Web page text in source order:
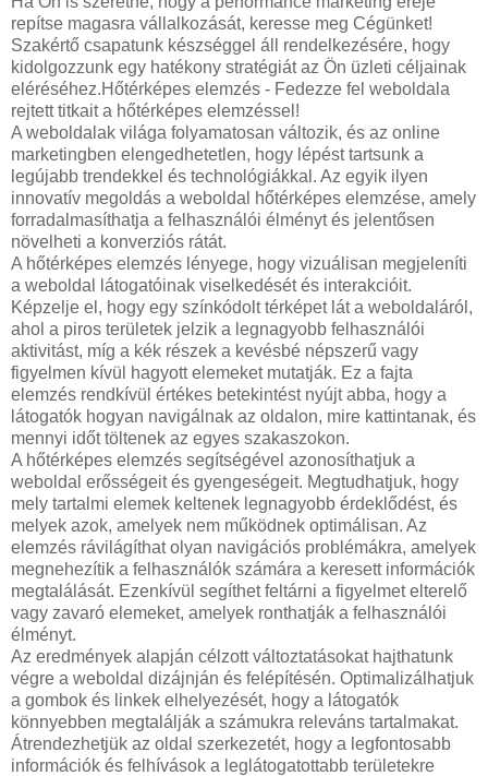
repítse magasra vállalkozását, keresse meg Cégünket!
Szakértő csapatunk készséggel áll rendelkezésére, hogy
kidolgozzunk egy hatékony stratégiát az Ön üzleti céljainak
eléréséhez.Hőtérképes elemzés - Fedezze fel weboldala
rejtett titkait a hőtérképes elemzéssel!
A weboldalak világa folyamatosan változik, és az online
marketingben elengedhetetlen, hogy lépést tartsunk a
legújabb trendekkel és technológiákkal. Az egyik ilyen
innovatív megoldás a weboldal hőtérképes elemzése, amely
forradalmasíthatja a felhasználói élményt és jelentősen
növelheti a konverziós rátát.
A hőtérképes elemzés lényege, hogy vizuálisan megjeleníti
a weboldal látogatóinak viselkedését és interakcióit.
Képzelje el, hogy egy színkódolt térképet lát a weboldaláról,
ahol a piros területek jelzik a legnagyobb felhasználói
aktivitást, míg a kék részek a kevésbé népszerű vagy
figyelmen kívül hagyott elemeket mutatják. Ez a fajta
elemzés rendkívül értékes betekintést nyújt abba, hogy a
látogatók hogyan navigálnak az oldalon, mire kattintanak, és
mennyi időt töltenek az egyes szakaszokon.
A hőtérképes elemzés segítségével azonosíthatjuk a
weboldal erősségeit és gyengeségeit. Megtudhatjuk, hogy
mely tartalmi elemek keltenek legnagyobb érdeklődést, és
melyek azok, amelyek nem működnek optimálisan. Az
elemzés rávilágíthat olyan navigációs problémákra, amelyek
megnehezítik a felhasználók számára a keresett információk
megtalálását. Ezenkívül segíthet feltárni a figyelmet elterelő
vagy zavaró elemeket, amelyek ronthatják a felhasználói
élményt.
Az eredmények alapján célzott változtatásokat hajthatunk
végre a weboldal dizájnján és felépítésén. Optimalizálhatjuk
a gombok és linkek elhelyezését, hogy a látogatók
könnyebben megtalálják a számukra releváns tartalmakat.
Átrendezhetjük az oldal szerkezetét, hogy a legfontosabb
információk és felhívások a leglátogatottabb területekre